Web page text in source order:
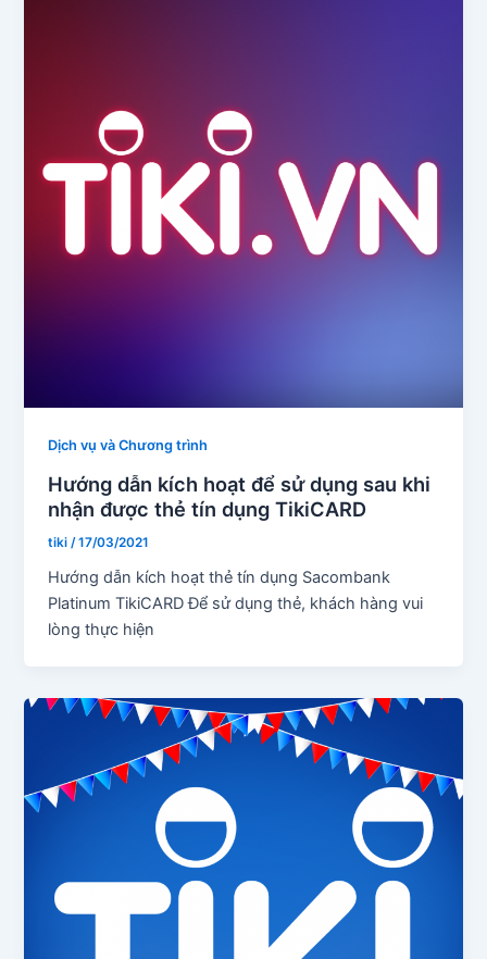
Dịch vụ và Chương trình
Hướng dẫn kích hoạt để sử dụng sau khi
nhận được thẻ tín dụng TikiCARD
tiki /17/03/2021
Hướng dẫn kích hoạt thẻ tín dụng Sacombank
Platinum TikiCARD Để sử dụng thẻ, khách hàng vui
lòng thực hiện